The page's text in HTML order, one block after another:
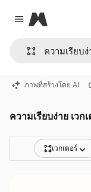
Close menu
Magnific
ภาพที่สร้างโดย AI
ความเรียบง่าย เวก
เวกเตอร์